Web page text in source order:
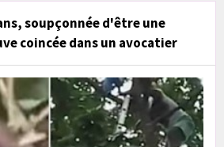
soupçonnée d'être une
coincée dans un avocatier